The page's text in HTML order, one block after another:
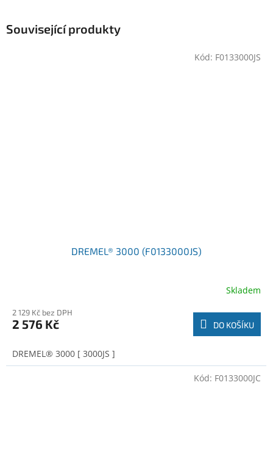
Související produkty
DREMEL® 3000 (F0133000JS)
Skladem
2 129 Kč bez DPH
2 576 Kč DO KOŠÍKU
DREMEL® 3000 [ 3000JS ]
Kód: F0133000JS
Kód: F0133000JC